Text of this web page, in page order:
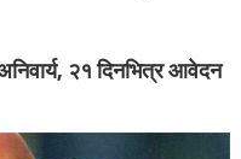
२१ दिनभित्र आवेदन